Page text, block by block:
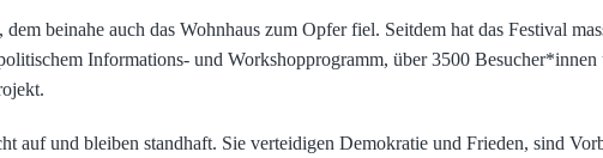
beinahe auch das Wohnhaus zum Opfer fiel. Seitdem hat das Festival
Informations- und Workshopprogramm, über 3500
auf und bleiben standhaft. Sie verteidigen Demokratie und Frieden, sind